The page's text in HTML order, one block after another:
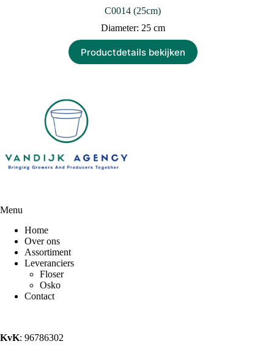
C0014 (25cm)
Diameter: 25 cm
Productdetails bekijken
Menu
Home
Over ons
Assortiment
Leveranciers
Floser
Osko
Contact
KvK: 96786302